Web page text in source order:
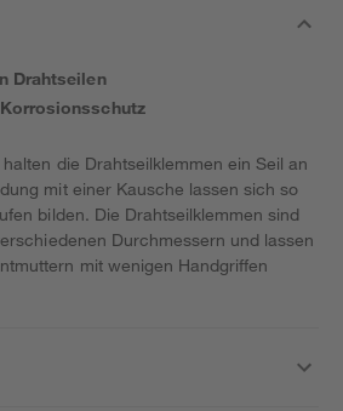
Drahtseilen
die Drahtseilklemmen ein Seil an
mit einer Kausche lassen sich so
bilden. Die Drahtseilklemmen sind
Durchmessern und lassen
mit wenigen Handgriffen